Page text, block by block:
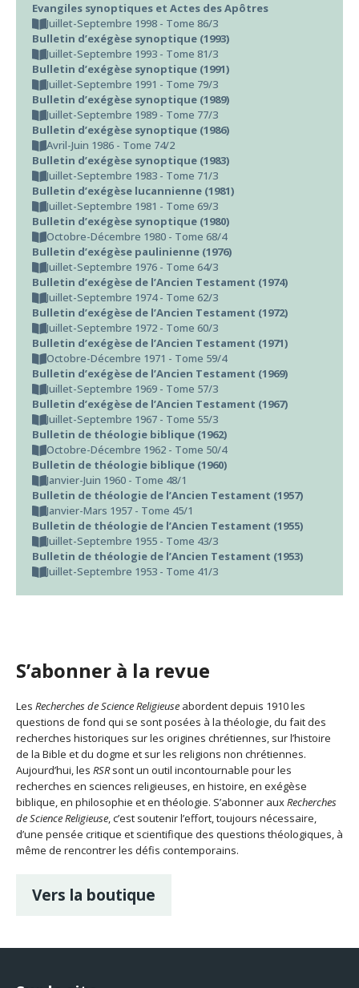
Evangiles synoptiques et Actes des Apôtres
Juillet-Septembre 1998 - Tome 86/3
Bulletin d’exégèse synoptique (1993)
Juillet-Septembre 1993 - Tome 81/3
Bulletin d’exégèse synoptique (1991)
Juillet-Septembre 1991 - Tome 79/3
Bulletin d’exégèse synoptique (1989)
Juillet-Septembre 1989 - Tome 77/3
Bulletin d’exégèse synoptique (1986)
Avril-Juin 1986 - Tome 74/2
Bulletin d’exégèse synoptique (1983)
Juillet-Septembre 1983 - Tome 71/3
Bulletin d’exégèse lucannienne (1981)
Juillet-Septembre 1981 - Tome 69/3
Bulletin d’exégèse synoptique (1980)
Octobre-Décembre 1980 - Tome 68/4
Bulletin d’exégèse paulinienne (1976)
Juillet-Septembre 1976 - Tome 64/3
Bulletin d’exégèse de l’Ancien Testament (1974)
Juillet-Septembre 1974 - Tome 62/3
Bulletin d’exégèse de l’Ancien Testament (1972)
Juillet-Septembre 1972 - Tome 60/3
Bulletin d’exégèse de l’Ancien Testament (1971)
Octobre-Décembre 1971 - Tome 59/4
Bulletin d’exégèse de l’Ancien Testament (1969)
Juillet-Septembre 1969 - Tome 57/3
Bulletin d’exégèse de l’Ancien Testament (1967)
Juillet-Septembre 1967 - Tome 55/3
Bulletin de théologie biblique (1962)
Octobre-Décembre 1962 - Tome 50/4
Bulletin de théologie biblique (1960)
Janvier-Juin 1960 - Tome 48/1
Bulletin de théologie de l’Ancien Testament (1957)
Janvier-Mars 1957 - Tome 45/1
Bulletin de théologie de l’Ancien Testament (1955)
Juillet-Septembre 1955 - Tome 43/3
Bulletin de théologie de l’Ancien Testament (1953)
Juillet-Septembre 1953 - Tome 41/3
S’abonner à la revue
Les Recherches de Science Religieuse abordent depuis 1910 les
questions de fond qui se sont posées à la théologie, du fait des
recherches historiques sur les origines chrétiennes, sur l’histoire
de la Bible et du dogme et sur les religions non chrétiennes.
Aujourd’hui, les RSRsont un outil incontournable pour les
recherches en sciences religieuses, en histoire, en exégèse
biblique, en philosophie et en théologie. S’abonner auxRecherches
de Science Religieuse, c’est soutenir l’effort, toujours nécessaire,
d’une pensée critique et scientifique des questions théologiques, à
même de rencontrer les défis contemporains.
Vers la boutique